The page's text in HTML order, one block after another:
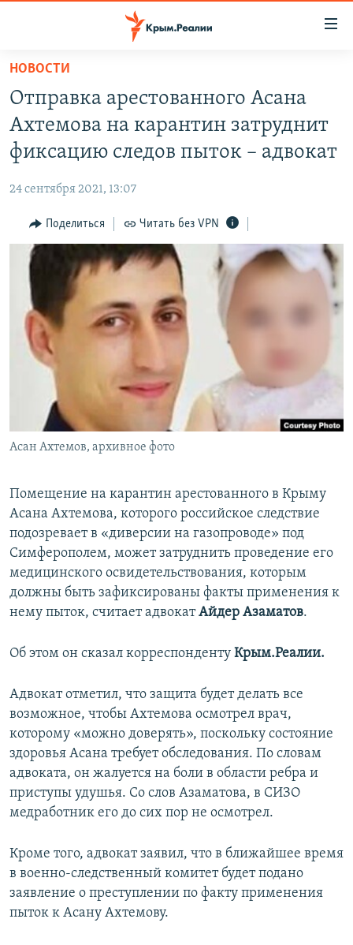
Вернуться
основному
содержанию
Вернутся
главной
навигации
Вернутся
поиску
СПЕЦПРОЕКТЫ
11 ЛЕТ ОККУПАЦИИ КРЫМА. 11 ИСТОРИЙ СОПРОТИВЛЕНИЯ
ВОДА
ЕЩЕ
ИНТЕРАКТИВ
ИНФОГРАФИКА
ТЕЛЕПРОЕКТ КРЫМ.РЕАЛИИ
СОВЕТЫ ПРАВОЗАЩИТНИКОВ
ПРОПАВШИЕ БЕЗ ВЕСТИ
ПОБЕДИТЕЛЕЙ НЕ СУДЯТ?
КРЫМ.НЕПОКОРЕННЫЙ
ELIFBE
УКРАИНСКАЯ ПРОБЛЕМА КРЫМА
РАДІО СВОБОДА
КАК ОБОЙТИ БЛОКИРОВКУ
Українською
Qırımtatar
ПРИСОЕДИНЯЙТЕСЬ!
НОВОСТИ
Отправка арестованного Асана
Ахтемова на карантин затруднит
фиксацию следов пыток – адвокат
24 сентября 2021, 13:07
Поделиться Читать без VPN
Асан Ахтемов, архивное фото
Помещение на карантин арестованного в Крыму
Асана Ахтемова, которого российское следствие
подозревает в «диверсии на газопроводе» под
Симферополем, может затруднить проведение его
медицинского освидетельствования, которым
должны быть зафиксированы факты применения к
нему пыток, считает адвокатАйдер Азаматов.
Об этом он сказал корреспонденту Крым.Реалии.
Адвокат отметил, что защита будет делать все
возможное, чтобы Ахтемова осмотрел врач,
которому «можно доверять», поскольку состояние
здоровья Асана требует обследования. По словам
адвоката, он жалуется на боли в области ребра и
приступы удушья. Со слов Азаматова, в СИЗО
медработник его до сих пор не осмотрел.
Кроме того, адвокат заявил, что в ближайшее время
в военно-следственный комитет будет подано
заявление о преступлении по факту применения
пыток к Асану Ахтемову.